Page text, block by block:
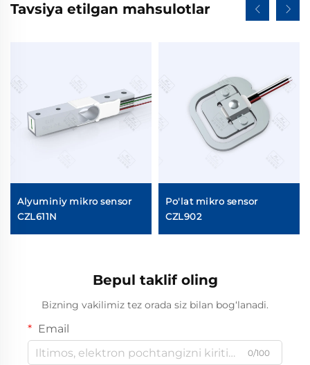
Tavsiya etilgan mahsulotlar
Alyuminiy mikro sensor
CZL611N
Po'lat mikro sensor
CZL902
Bepul taklif oling
Bizning vakilimiz tez orada siz bilan bog‘lanadi.
Email
0/100